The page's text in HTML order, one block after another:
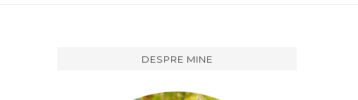
DESPRE MINE